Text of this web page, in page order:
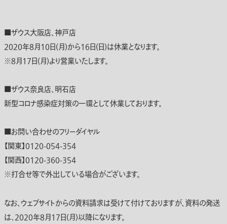
■ザウス大阪店、神戸店
2020年8月10日(月)から16日(日)は休業となります。
※8月17日(月)より営業いたします。
■ザウス奈良店、明石店
新型コロナ感染症対策の一環として休業しております。
■お問い合わせのフリーダイヤル
【関東】0120-054-354
【関西】0120-360-354
※打合せ等で外出している場合がございます。
なお、ウェブサイトからの資料請求は受けて付けておりますが、資料の発送
は、2020年8月17日(月)以降になります。